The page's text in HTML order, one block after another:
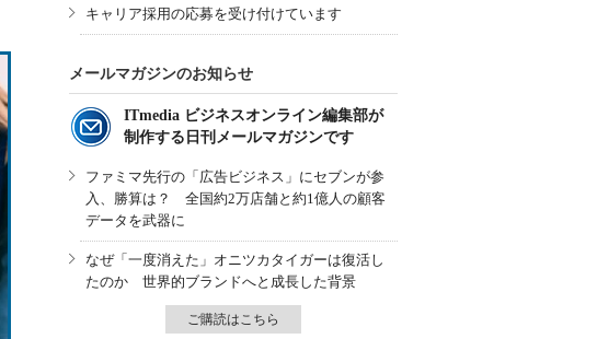
キャリア採用の応募を受け付けています
メールマガジンのお知らせ
ITmedia ビジネスオンライン編集部が
制作する日刊メールマガジンです
ファミマ先行の「広告ビジネス」にセブンが参
入、勝算は？ 全国約2万店舗と約1億人の顧客
データを武器に
なぜ「一度消えた」オニツカタイガーは復活し
たのか 世界的ブランドへと成長した背景
ご購読はこちら